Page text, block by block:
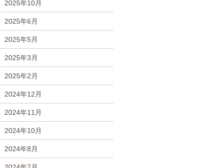
2025年10月
2025年6月
2025年5月
2025年3月
2025年2月
2024年12月
2024年11月
2024年10月
2024年8月